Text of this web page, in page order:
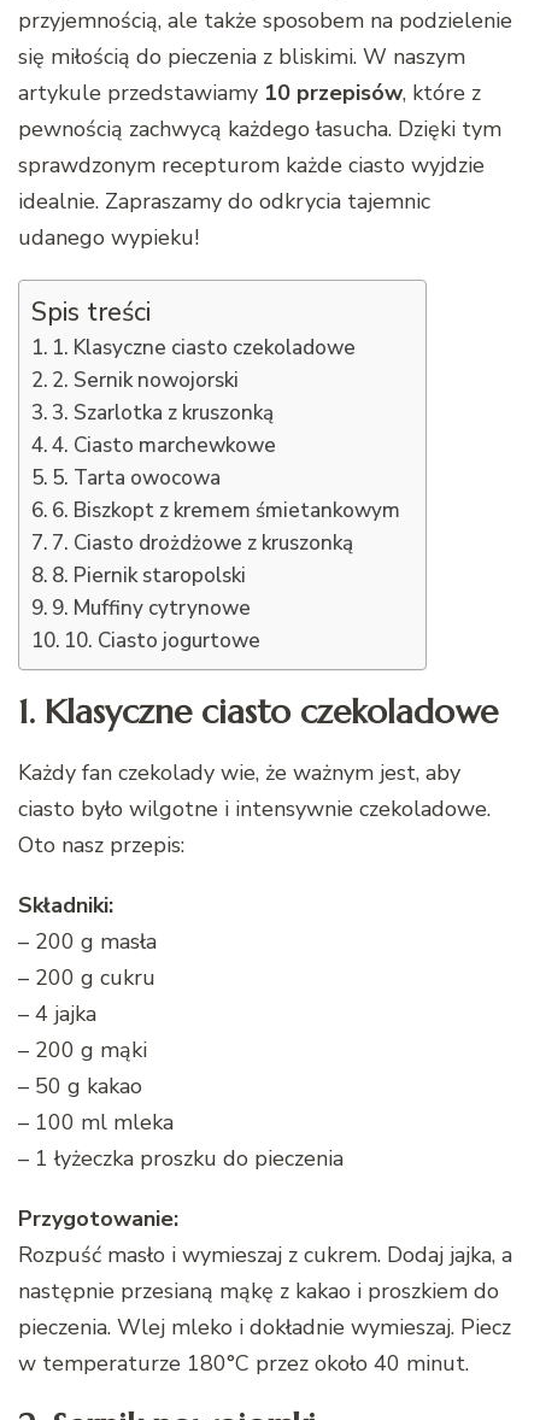
przyjemnością, ale także sposobem na podzielenie
się miłością do pieczenia z bliskimi. W naszym
artykule przedstawiamy 10 przepisów, które z
pewnością zachwycą każdego łasucha. Dzięki tym
sprawdzonym recepturom każde ciasto wyjdzie
idealnie. Zapraszamy do odkrycia tajemnic
udanego wypieku!
Spis treści
1. Klasyczne ciasto czekoladowe
2. Sernik nowojorski
3. Szarlotka z kruszonką
4. Ciasto marchewkowe
5. Tarta owocowa
6. Biszkopt z kremem śmietankowym
7. Ciasto drożdżowe z kruszonką
8. Piernik staropolski
9. Muffiny cytrynowe
10. Ciasto jogurtowe
1. Klasyczne ciasto czekoladowe
Każdy fan czekolady wie, że ważnym jest, aby
ciasto było wilgotne i intensywnie czekoladowe.
Oto nasz przepis:
Składniki:
– 200 g masła
– 200 g cukru
– 4 jajka
– 200 g mąki
– 50 g kakao
– 100 ml mleka
– 1 łyżeczka proszku do pieczenia
Przygotowanie:
Rozpuść masło i wymieszaj z cukrem. Dodaj jajka, a
następnie przesianą mąkę z kakao i proszkiem do
pieczenia. Wlej mleko i dokładnie wymieszaj. Piecz
w temperaturze 180°C przez około 40 minut.